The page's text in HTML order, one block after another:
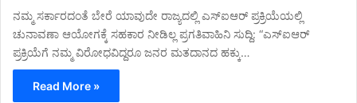
ನಮ್ಮ ಸರ್ಕಾರದಂತೆ ಬೇರೆ ಯಾವುದೇ ರಾಜ್ಯದಲ್ಲಿ ಎಸ್ಐಆರ್ ಪ್ರಕ್ರಿಯೆಯಲ್ಲಿ
ಚುನಾವಣಾ ಆಯೋಗಕ್ಕೆ ಸಹಕಾರ ನೀಡಿಲ್ಲ ಪ್ರಗತಿವಾಹಿನಿ ಸುದ್ದಿ: “ಎಸ್ಐಆರ್
ಪ್ರಕ್ರಿಯೆಗೆ ನಮ್ಮ ವಿರೋಧವಿದ್ದರೂ ಜನರ ಮತದಾನದ ಹಕ್ಕು…
Read More »